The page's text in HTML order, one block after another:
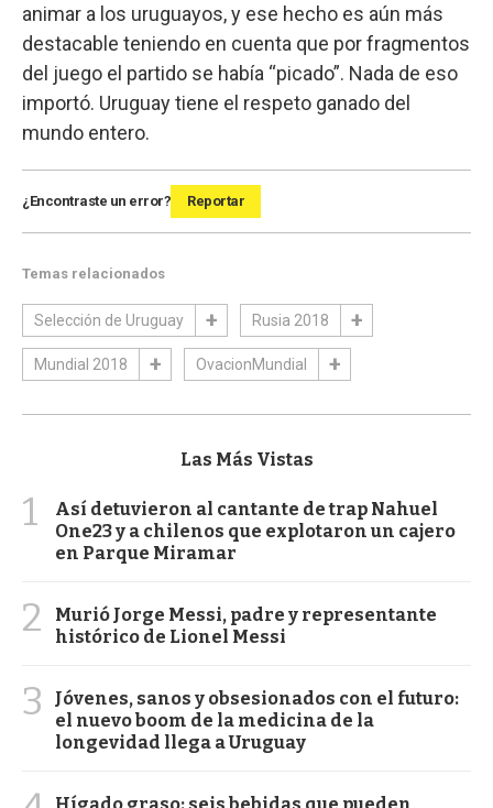
animar a los uruguayos, y ese hecho es aún más
destacable teniendo en cuenta que por fragmentos
del juego el partido se había “picado”. Nada de eso
importó. Uruguay tiene el respeto ganado del
mundo entero.
¿Encontraste un error? Reportar
Temas relacionados
Selección de Uruguay Rusia 2018
Mundial 2018 OvacionMundial
Las Más Vistas
1
Así detuvieron al cantante de trap Nahuel
One23 y a chilenos que explotaron un cajero
en Parque Miramar
2
Murió Jorge Messi, padre y representante
histórico de Lionel Messi
3
Jóvenes, sanos y obsesionados con el futuro:
el nuevo boom de la medicina de la
longevidad llega a Uruguay
Hígado graso: seis bebidas que pueden